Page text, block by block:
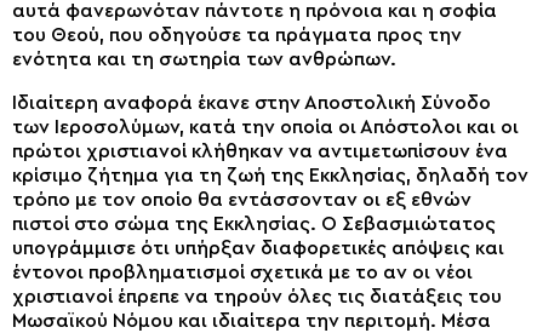
αυτά φανερωνόταν πάντοτε η πρόνοια και η σοφία
του Θεού, που οδηγούσε τα πράγματα προς την
ενότητα και τη σωτηρία των ανθρώπων.
Ιδιαίτερη αναφορά έκανε στην Αποστολική Σύνοδο
των Ιεροσολύμων, κατά την οποία οι Απόστολοι και οι
πρώτοι χριστιανοί κλήθηκαν να αντιμετωπίσουν ένα
κρίσιμο ζήτημα για τη ζωή της Εκκλησίας, δηλαδή τον
τρόπο με τον οποίο θα εντάσσονταν οι εξ εθνών
πιστοί στο σώμα της Εκκλησίας. Ο Σεβασμιώτατος
υπογράμμισε ότι υπήρξαν διαφορετικές απόψεις και
έντονοι προβληματισμοί σχετικά με το αν οι νέοι
χριστιανοί έπρεπε να τηρούν όλες τις διατάξεις του
Μωσαϊκού Νόμου και ιδιαίτερα την περιτομή. Μέσα